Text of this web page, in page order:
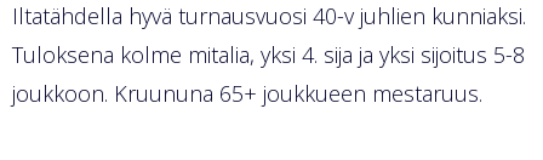
Iltatähdella hyvä turnausvuosi 40-v juhlien kunniaksi.
Tuloksena kolme mitalia, yksi 4. sija ja yksi sijoitus 5-8
joukkoon. Kruununa 65+ joukkueen mestaruus.